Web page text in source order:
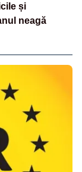
și
neagă